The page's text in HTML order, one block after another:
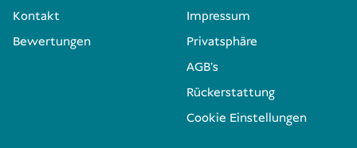
Kontakt
Bewertungen
Impressum
Privatsphäre
AGB's
Rückerstattung
Cookie Einstellungen